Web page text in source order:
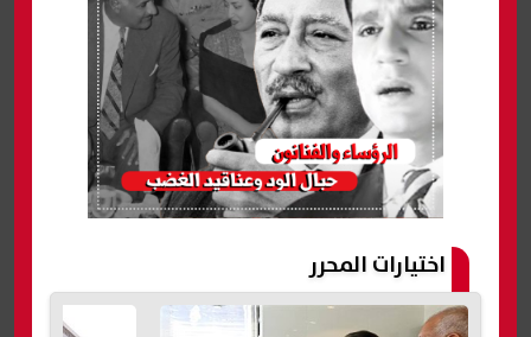
اختيارات المحرر